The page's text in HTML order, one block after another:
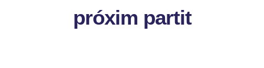
próxim partit